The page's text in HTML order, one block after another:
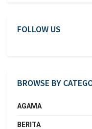
FOLLOW US
BROWSE BY
AGAMA
BERITA